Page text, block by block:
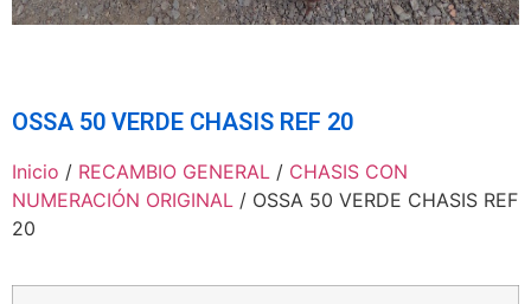
OSSA 50 VERDE CHASIS REF 20
Inicio / RECAMBIO GENERAL / CHASIS CON
NUMERACIÓN ORIGINAL / OSSA 50 VERDE CHASIS REF
20